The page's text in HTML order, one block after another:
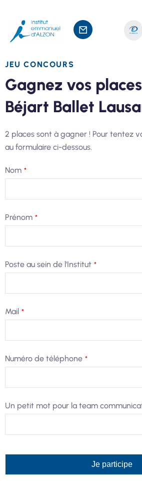
JEU CONCOURS
Gagnez vos
Béjart Ballet
2 places sont à gagner ! Pour tentez
au formulaire ci-dessous.
Nom *
Prénom *
Poste au sein de l'Institut *
Mail *
Numéro de téléphone *
Business
Un petit mot pour la team
Je participe